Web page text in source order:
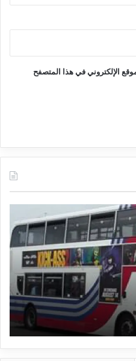
الإلكتروني في هذا المتصفح
المصرية